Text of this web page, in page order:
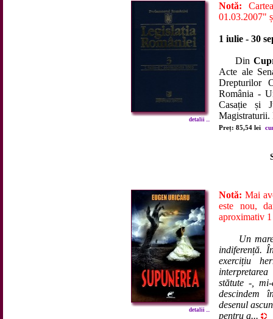
detalii ...
Notă:
01.03.2007"
1 iulie - 30
Din
Acte ale
Drepturilor
România -
Casație și
Magistraturii.
Preț: 85,54 lei
detalii ...
Notă: Mai
este nou,
aproximativ
Un
indiferență.
exercițiu
stătute -,
descindem
desenul
pentru a...